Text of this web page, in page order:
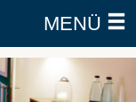
MENÜ